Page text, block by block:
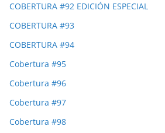
COBERTURA #92 EDICIÓN ESPECIAL
COBERTURA #93
COBERTURA #94
Cobertura #95
Cobertura #96
Cobertura #97
Cobertura #98